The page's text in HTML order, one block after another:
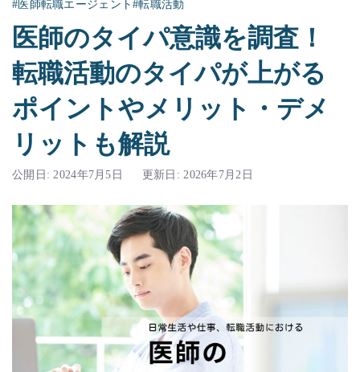
新着求人から探す
働き方から探す
エージェント一覧
転職お役立ち情報
転職ステップ完全ガイド
医師の実態調査レポート
転職Q&A
転職・アルバイトコラム
ギャラリー
（新しいタブで開きます）
電話で気軽に相談する
受付時間：平日9:00-18:00
#医師転職エージェント#転職活動
医師のタイパ意識を調査！
転職活動のタイパが上がる
ポイントやメリット・デメ
リットも解説
公開日: 2024年7月5日 更新日: 2026年7月2日